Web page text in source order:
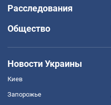
Расследования
Общество
Новости Украины
Киев
Запорожье